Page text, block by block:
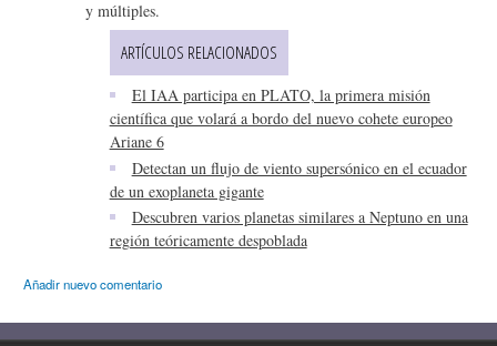
y múltiples.
ARTÍCULOS RELACIONADOS
El IAA participa en PLATO, la primera misión
científica que volará a bordo del nuevo cohete europeo
Ariane 6
Detectan un flujo de viento supersónico en el ecuador
de un exoplaneta gigante
Descubren varios planetas similares a Neptuno en una
región teóricamente despoblada
Añadir nuevo comentario